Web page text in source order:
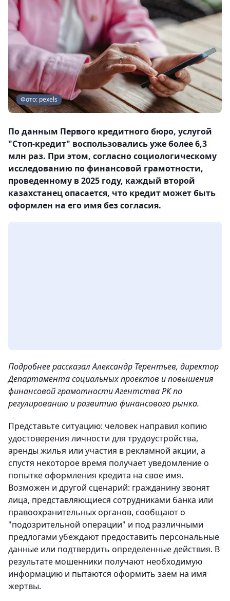
Фото: pexels
По данным Первого кредитного бюро, услугой
"Стоп-кредит" воспользовались уже более 6,3
млн раз. При этом, согласно социологическому
исследованию по финансовой грамотности,
проведенному в 2025 году, каждый второй
казахстанец опасается, что кредит может быть
оформлен на его имя без согласия.
Подробнее рассказал Александр Терентьев, директор
Департамента социальных проектов и повышения
финансовой грамотности Агентства РК по
регулированию и развитию финансового рынка.
Представьте ситуацию: человек направил копию
удостоверения личности для трудоустройства,
аренды жилья или участия в рекламной акции, а
спустя некоторое время получает уведомление о
попытке оформления кредита на свое имя.
Возможен и другой сценарий: гражданину звонят
лица, представляющиеся сотрудниками банка или
правоохранительных органов, сообщают о
"подозрительной операции" и под различными
предлогами убеждают предоставить персональные
данные или подтвердить определенные действия. В
результате мошенники получают необходимую
информацию и пытаются оформить заем на имя
жертвы.